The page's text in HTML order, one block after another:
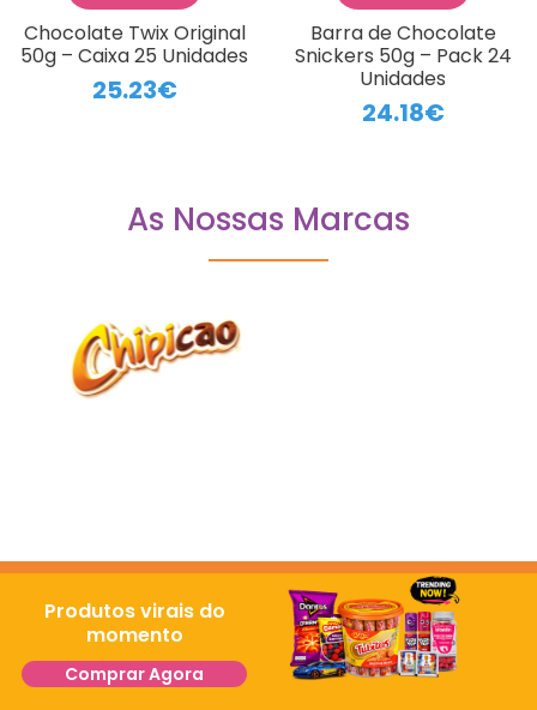
Chocolate Twix Original
50g – Caixa 25 Unidades
25.23€
Barra de Chocolate
Snickers 50g – Pack 24
Unidades
24.18€
As Nossas Marcas
Produtos virais do
momento
Comprar Agora